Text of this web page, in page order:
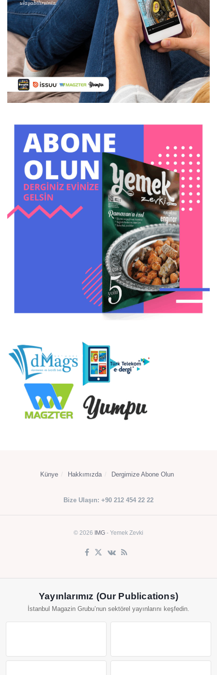
Künye Hakkımızda Dergimize Abone Olun
Bize Ulaşın: +90 212 454 22 22
© 2026 IMG - Yemek Zevki
Yayınlarımız (Our Publications)
İstanbul Magazin Grubu’nun sektörel yayınlarını keşfedin.